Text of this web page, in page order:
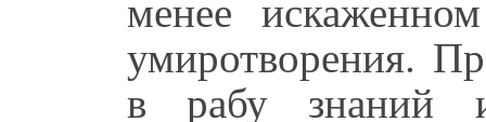
умиротворения.
в рабу знаний и